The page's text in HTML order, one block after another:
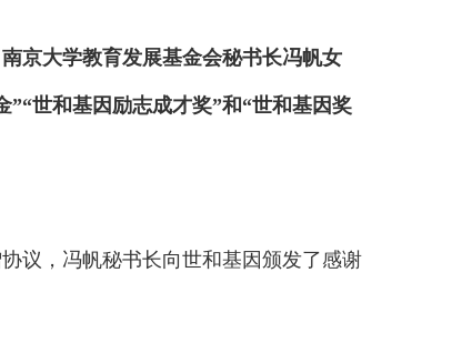
京大学教育发展基金会秘书长冯帆女
世和基因励志成才奖”和“世和基因奖
议，冯帆秘书长向世和基因颁发了感谢